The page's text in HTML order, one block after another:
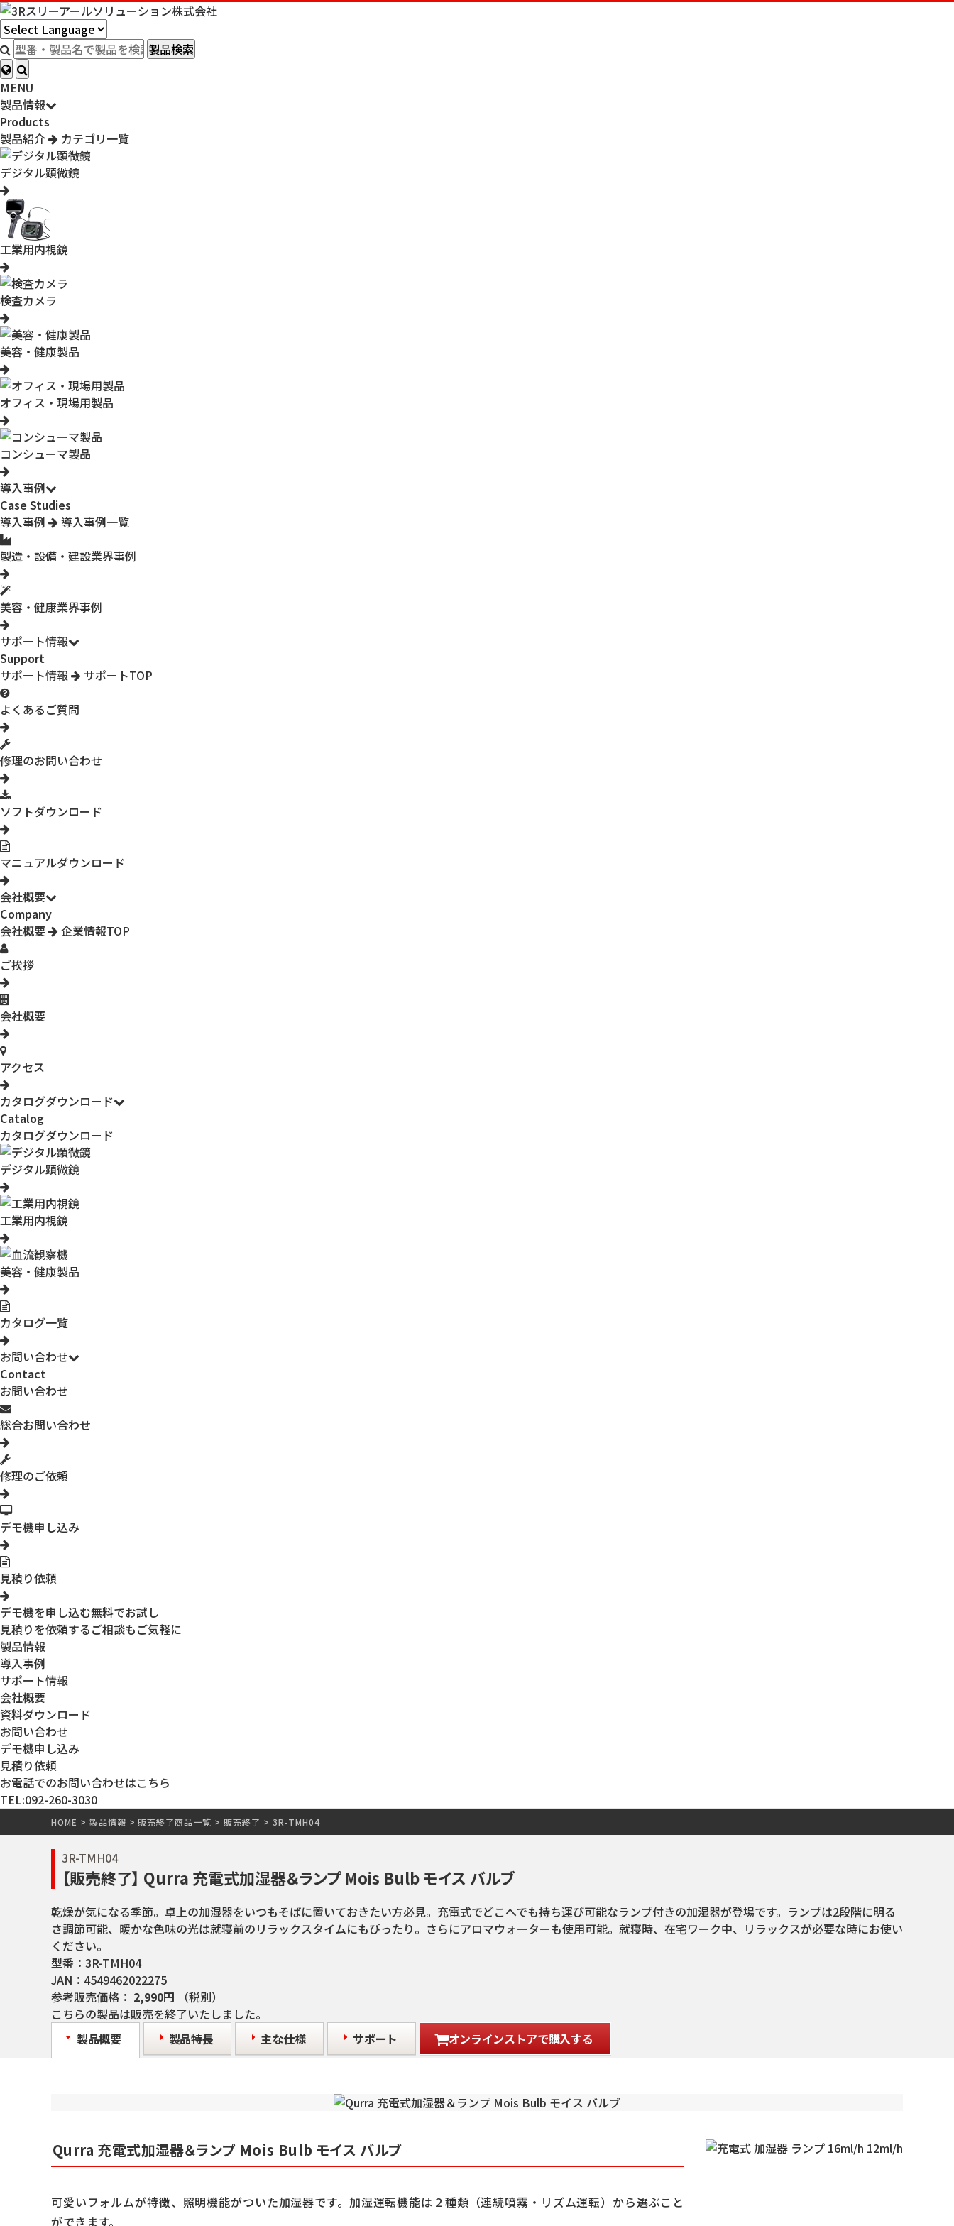
製品検索
MENU
製品情報
Products
製品紹介
カテゴリ一覧
デジタル顕微鏡
工業用内視鏡
検査カメラ
美容・健康製品
オフィス・現場用製品
コンシューマ製品
導入事例
Case Studies
導入事例
導入事例一覧
製造・設備・建設業界事例
美容・健康業界事例
サポート情報
Support
サポート情報
サポートTOP
よくあるご質問
修理のお問い合わせ
ソフトダウンロード
マニュアルダウンロード
会社概要
Company
会社概要
企業情報TOP
ご挨拶
会社概要
アクセス
カタログダウンロード
Catalog
カタログダウンロード
デジタル顕微鏡
工業用内視鏡
美容・健康製品
カタログ一覧
お問い合わせ
Contact
お問い合わせ
総合お問い合わせ
修理のご依頼
デモ機申し込み
見積り依頼
デモ機を申し込む無料でお試し
見積りを依頼するご相談もご気軽に
製品情報
導入事例
サポート情報
会社概要
資料ダウンロード
お問い合わせ
デモ機申し込み
見積り依頼
お電話でのお問い合わせはこちら
TEL:092-260-3030
HOME > 製品情報 > 販売終了商品一覧 > 販売終了 > 3R-TMH04
3R-TMH04
【販売終了】 Qurra 充電式加湿器＆ランプ Mois Bulb モイス バルブ
乾燥が気になる季節。卓上の加湿器をいつもそばに置いておきたい方必見。充電式でどこへでも持ち運び可能なランプ付きの加湿器が登場です。ランプは2段階に明る
さ調節可能、暖かな色味の光は就寝前のリラックスタイムにもぴったり。さらにアロマウォーターも使用可能。就寝時、在宅ワーク中、リラックスが必要な時にお使い
ください。
型番： 3R-TMH04
JAN： 4549462022275
参考販売価格： 2,990円
（税別）
こちらの製品は販売を終了いたしました。
製品概要
製品特長 主な仕様 サポート オンラインストアで購入する
Qurra 充電式加湿器＆ランプ Mois Bulb モイス バルブ
可愛いフォルムが特徴、照明機能がついた加湿器です。加湿運転機能は２種類（連続噴霧・リズム運転）から選ぶこと
ができます。